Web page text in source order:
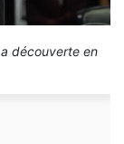
découverte en